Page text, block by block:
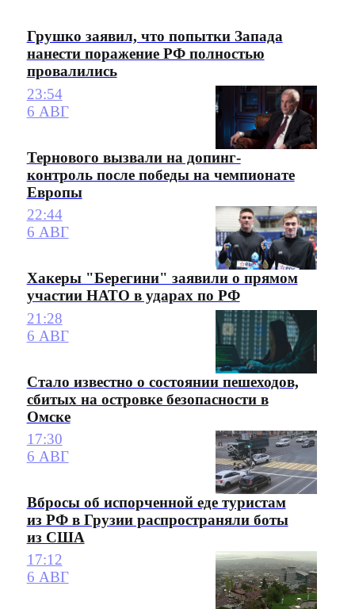
Грушко заявил, что попытки Запада
нанести поражение РФ полностью
провалились
23:54
6 АВГ
Тернового вызвали на допинг-
контроль после победы на чемпионате
Европы
22:44
6 АВГ
Хакеры "Берегини" заявили о прямом
участии НАТО в ударах по РФ
21:28
6 АВГ
Стало известно о состоянии пешеходов,
сбитых на островке безопасности в
Омске
17:30
6 АВГ
Вбросы об испорченной еде туристам
из РФ в Грузии распространяли боты
из США
17:12
6 АВГ